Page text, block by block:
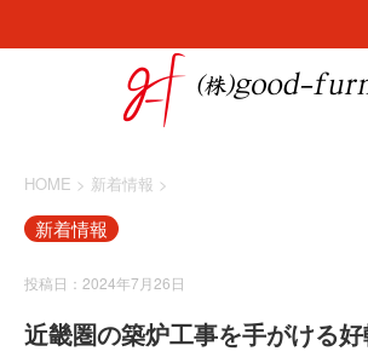
HOME > 新着情報 >
新着情報
投稿日：2024年7月26日
近畿圏の築炉工事を手がける